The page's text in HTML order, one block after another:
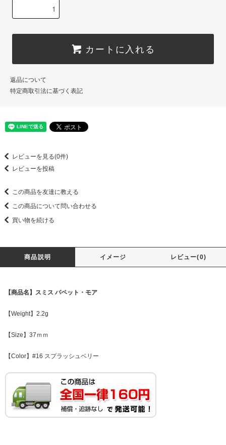
カートに入れる
返品について
特定商取引法に基づく表記
レビューを見る(0件)
レビューを投稿
この商品を友達に教える
この商品について問い合わせる
買い物を続ける
商品説明 イメージ レビュー(0)
【商品名】スミス パペット・モア
【Weight】2.2g
【Size】37ｍｍ
【Color】#16 スプラッシュベリー